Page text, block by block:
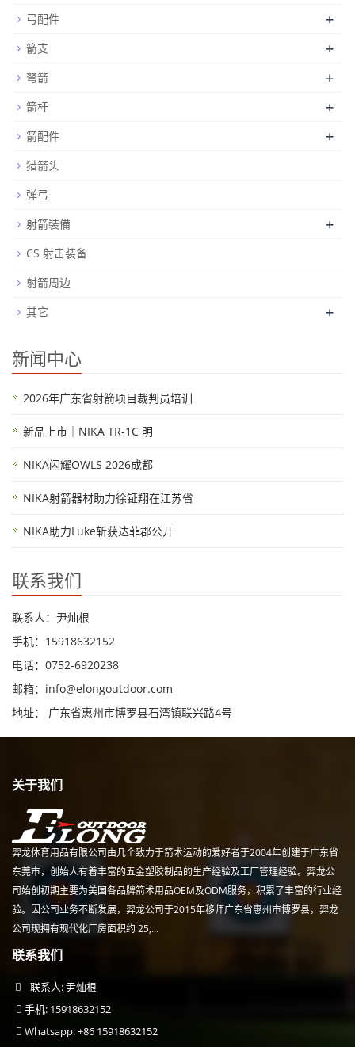
弓配件 +
箭支 +
弩箭 +
箭杆 +
箭配件 +
猎箭头
弹弓
射箭裝備
+
CS 射击装备
射箭周边
其它
+
新闻中心
2026年广东省射箭项目裁判员培训
新品上市｜NIKA TR-1C 明
NIKA闪耀OWLS 2026成都
NIKA射箭器材助力徐钲翔在江苏省
NIKA助力Luke斩获达菲郡公开
联系我们
联系人：尹灿根
手机：15918632152
电话：0752-6920238
邮箱： info@elongoutdoor.com
地址： 广东省惠州市博罗县石湾镇联兴路4号
关于我们
羿龙体育用品有限公司由几个致力于箭术运动的爱好者于2004年创建于广东省
东莞市，创始人有着丰富的五金塑胶制品的生产经验及工厂管理经验。羿龙公
司始创初期主要为美国各品牌箭术用品OEM及ODM服务，积累了丰富的行业经
验。因公司业务不断发展，羿龙公司于2015年移师广东省惠州市博罗县，羿龙
公司现拥有现代化厂房面积约 25,...
联系我们
联系人: 尹灿根
手机: 15918632152
Whatsapp: +86 15918632152